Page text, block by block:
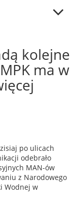
kolejne
ma w
po ulicach
odebrało
MAN-ów
z Narodowego
Wodnej w